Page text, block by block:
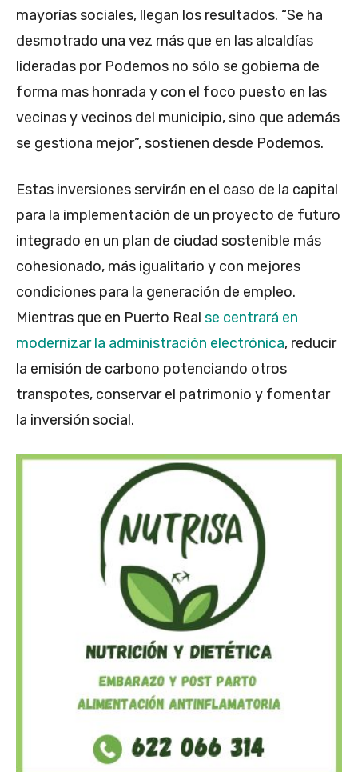
mayorías sociales, llegan los resultados. “Se ha
desmotrado una vez más que en las alcaldías
lideradas por Podemos no sólo se gobierna de
forma mas honrada y con el foco puesto en las
vecinas y vecinos del municipio, sino que además
se gestiona mejor”, sostienen desde Podemos.
Estas inversiones servirán en el caso de la capital
para la implementación de un proyecto de futuro
integrado en un plan de ciudad sostenible más
cohesionado, más igualitario y con mejores
condiciones para la generación de empleo.
Mientras que en Puerto Real se centrará en
modernizar la administración electrónica, reducir
la emisión de carbono potenciando otros
transpotes, conservar el patrimonio y fomentar
la inversión social.